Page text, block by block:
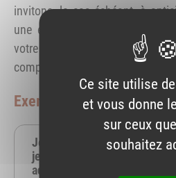
invitons, le cas échéant, à
une éventuelle remise à
votre dossier de demande
compétent.
Exemples de
Je travaille dans l’industrie
je souhaite m’orienter en
adjoint d’officine :
Ce site utilise
et vous donne
sur ceux
souhaitez